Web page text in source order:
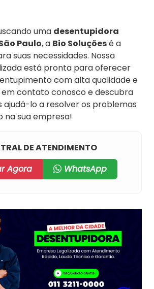
uma desentupidora
Paulo, a Bio Soluçõesé a
suas necessidades. Nossa
está pronta para oferecer
com alta qualidade e
em contato conosco e descubra
ajudá-lo a resolver os problemas
na sua empresa!
DE ATENDIMENTO
Agora
WhatsApp